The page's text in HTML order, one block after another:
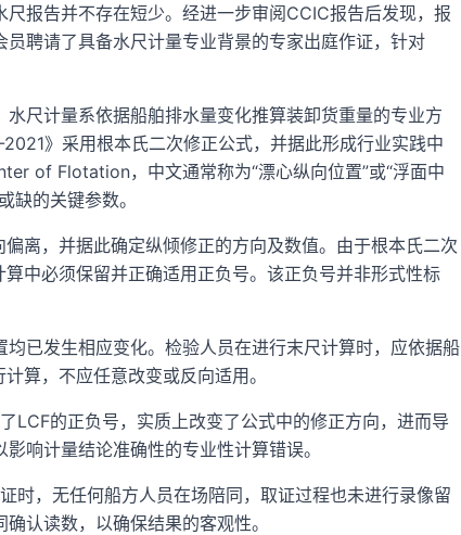
报告并不存在短少。经进一步审阅CCIC报告后发现，报
聘请了具备水尺计量专业背景的专家出庭作证，针对
尺计量系依据船舶排水量变化推算装卸货重量的专业方
》采用根本氏二次修正公式，并据此形成行业实践中
of Flotation，中文通常称为“漂心纵向位置”或“浮面中
缺的关键参数。
离，并据此确定纵倾修正的方向及数值。由于根本氏二次
中必须保留并正确适用正负号。该正负号并非形式性标
已发生相应变化。检验人员在进行末尺计算时，应依据船
算，不应任意改变或反向适用。
LCF的正负号，实质上改变了公式中的修正方向，进而导
响计量结论准确性的专业性计算错误。
时，无任何船方人员在场陪同，取证过程也未进行录像留
认读数，以确保结果的客观性。